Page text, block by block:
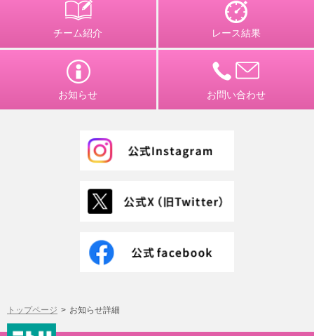
チーム紹介 レース結果
お知らせ お問い合わせ
トップページ お知らせ詳細